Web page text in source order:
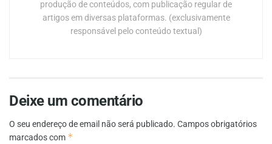
produção de conteúdos, com publicação regular de
artigos em diversas plataformas. (exclusivamente
responsável pelo conteúdo textual)
Deixe um comentário
O seu endereço de email não será publicado. Campos obrigatórios
marcados com *